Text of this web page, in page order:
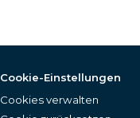
Cookie-Einstellungen
Cookies verwalten